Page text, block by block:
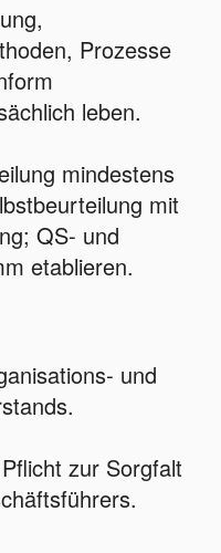
Prozesse
leben.
mindestens
mit
QS‑ und
etablieren.
und
zur Sorgfalt